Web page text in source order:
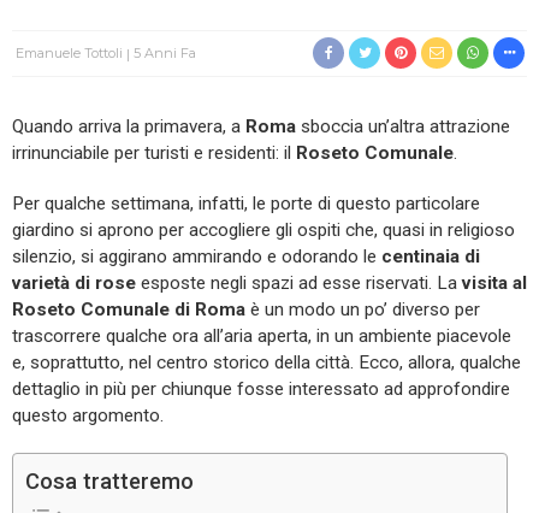
Emanuele Tottoli 5 Anni Fa
Quando arriva la primavera, a Roma sboccia un’altra attrazione
irrinunciabile per turisti e residenti: il Roseto Comunale.
Per qualche settimana, infatti, le porte di questo particolare
giardino si aprono per accogliere gli ospiti che, quasi in religioso
silenzio, si aggirano ammirando e odorando le centinaia di
varietà di rose esposte negli spazi ad esse riservati. Lavisita al
Roseto Comunale di Roma è un modo un po’ diverso per
trascorrere qualche ora all’aria aperta, in un ambiente piacevole
e, soprattutto, nel centro storico della città. Ecco, allora, qualche
dettaglio in più per chiunque fosse interessato ad approfondire
questo argomento.
Cosa tratteremo